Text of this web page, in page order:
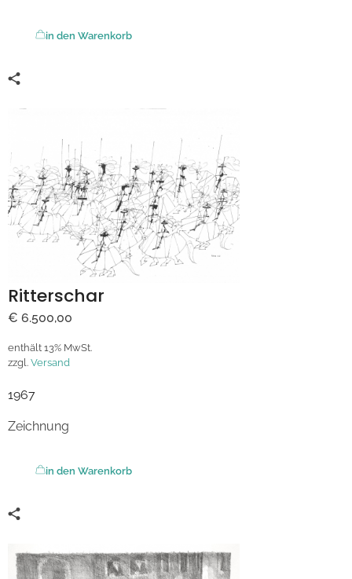
in den Warenkorb
Ritterschar
€ 6.500,00
enthält 13% MwSt.
zzgl. Versand
1967
Zeichnung
in den Warenkorb